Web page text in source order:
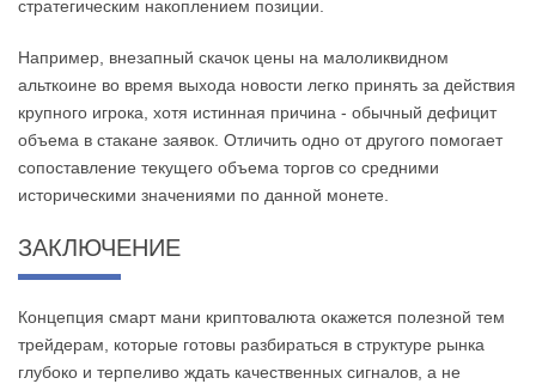
стратегическим накоплением позиции.
Например, внезапный скачок цены на малоликвидном
альткоине во время выхода новости легко принять за действия
крупного игрока, хотя истинная причина - обычный дефицит
объема в стакане заявок. Отличить одно от другого помогает
сопоставление текущего объема торгов со средними
историческими значениями по данной монете.
ЗАКЛЮЧЕНИЕ
Концепция смарт мани криптовалюта окажется полезной тем
трейдерам, которые готовы разбираться в структуре рынка
глубоко и терпеливо ждать качественных сигналов, а не